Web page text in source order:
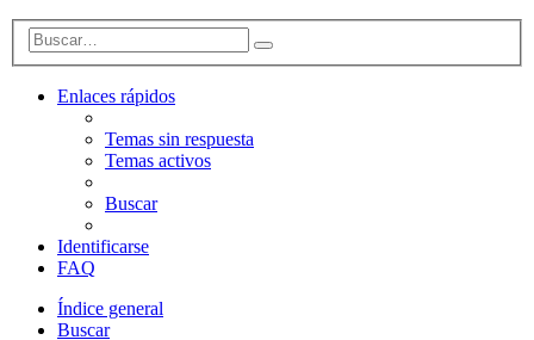
Enlaces rápidos
Temas sin respuesta
Temas activos
Buscar
Identificarse
FAQ
Índice general
Buscar